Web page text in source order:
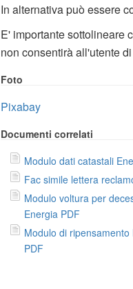
In alternativa può essere
E' importante sottolineare
non consentirà all'utente
Foto
Pixabay
Documenti correlati
Modulo dati catastali
Fac simile lettera
Modulo voltura per
Energia PDF
Modulo di ripensamento
PDF